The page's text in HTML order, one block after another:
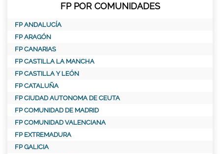
FP POR COMUNIDADES
FP ANDALUCÍA
FP ARAGÓN
FP CANARIAS
FP CASTILLA LA MANCHA
FP CASTILLA Y LEÓN
FP CATALUÑA
FP CIUDAD AUTONOMA DE CEUTA
FP COMUNIDAD DE MADRID
FP COMUNIDAD VALENCIANA
FP EXTREMADURA
FP GALICIA